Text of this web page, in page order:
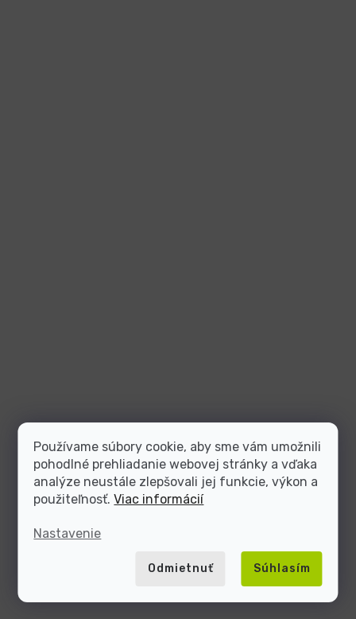
Používame súbory cookie, aby sme vám umožnili
pohodlné prehliadanie webovej stránky a vďaka
analýze neustále zlepšovali jej funkcie, výkon a
použiteľnosť.Viac informácií
Nastavenie
Odmietnuť Súhlasím